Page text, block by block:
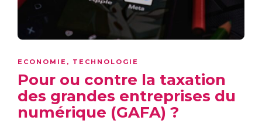
ECONOMIE , TECHNOLOGIE
Pour ou contre la taxation
des grandes entreprises du
numérique (GAFA) ?